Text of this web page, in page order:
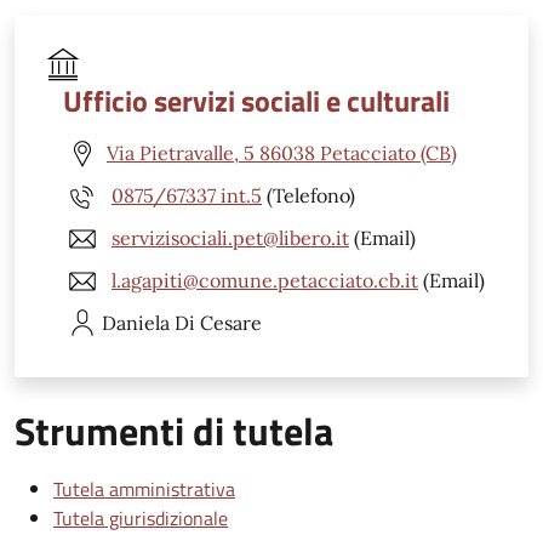
Ufficio servizi sociali e culturali
Via Pietravalle, 5 86038 Petacciato (CB)
0875/67337 int.5 (Telefono)
servizisociali.pet@libero.it (Email)
l.agapiti@comune.petacciato.cb.it (Email)
Daniela Di Cesare
Strumenti di tutela
Tutela amministrativa
Tutela giurisdizionale